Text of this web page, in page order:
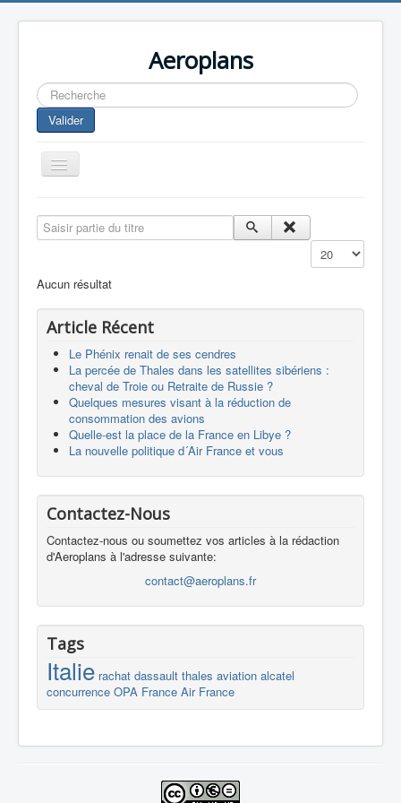
Aeroplans
Rechercher
Valider
Toggle
Navigation
Aviation Commerciale
Europespace
Drones
Saisir partie du titre
Affichage #
Aucun résultat
Article Récent
Le Phénix renait de ses cendres
La percée de Thales dans les satellites sibériens :
cheval de Troie ou Retraite de Russie ?
Quelques mesures visant à la réduction de
consommation des avions
Quelle-est la place de la France en Libye ?
La nouvelle politique d´Air France et vous
Contactez-Nous
Contactez-nous ou soumettez vos articles à la rédaction
d'Aeroplans à l'adresse suivante:
contact@aeroplans.fr
Tags
Italie rachat dassault thales aviation alcatel
concurrence OPA France Air France